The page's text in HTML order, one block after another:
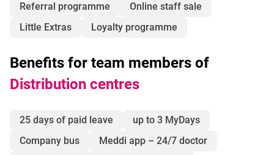
Referral programme
Online staff sale
Little Extras
Loyalty programme
Benefits for team members of
Distribution centres
25 days of paid leave
up to 3 MyDays
Company bus
Meddi app – 24/7 doctor